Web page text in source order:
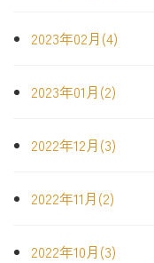
2023年02月(4)
2023年01月(2)
2022年12月(3)
2022年11月(2)
2022年10月(3)